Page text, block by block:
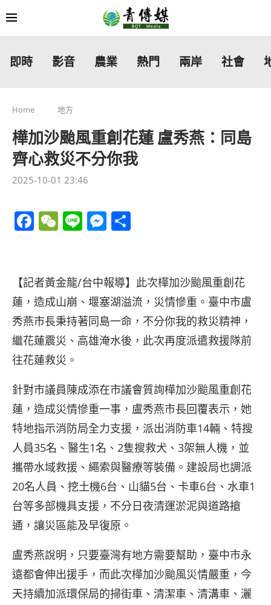
即時 影音 農業 熱門 兩岸 社會
Home 地方
樺加沙颱風重創花蓮 盧秀燕：同島
齊心救災不分你我
2025-10-01 23:46
Facebook
WeChat
LineMessenger
【記者黃金龍/台中報導】此次樺加沙颱風重創花
蓮，造成山崩、堰塞湖溢流，災情慘重。臺中市盧
秀燕市長秉持著同島一命，不分你我的救災精神，
繼花蓮震災、高雄淹水後，此次再度派遣救援隊前
往花蓮救災。
針對市議員陳成添在市議會質詢樺加沙颱風重創花
蓮，造成災情慘重一事，盧秀燕市長回覆表示，她
特地指示消防局全力支援，派出消防車14輛、特搜
人員35名、醫生1名、2隻搜救犬、3架無人機，並
攜帶水域救援、繩索與醫療等裝備。建設局也調派
20名人員、挖土機6台、山貓5台、卡車6台、水車1
台等多部機具支援，不分日夜清運淤泥與道路搶
通，讓災區能及早復原。
盧秀燕說明，只要臺灣有地方需要幫助，臺中市永
遠都會伸出援手，而此次樺加沙颱風災情嚴重，今
天持續加派環保局的掃街車、清潔車、清溝車、灑